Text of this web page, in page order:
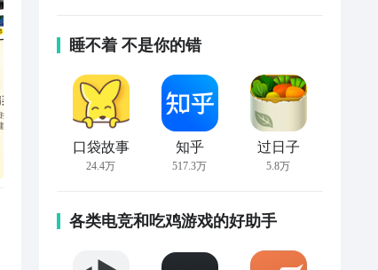
睡不着 不是你的错
口袋故事
24.4万
知乎
517.3万
过日子
5.8万
各类电竞和吃鸡游戏的好助手